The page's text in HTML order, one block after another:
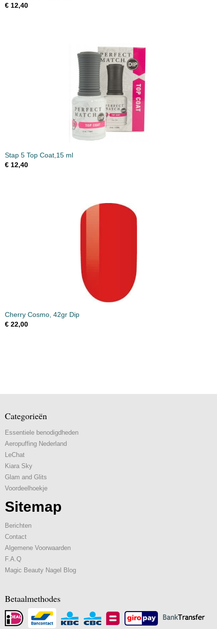
€ 12,40
Stap 5 Top Coat,15 ml
€ 12,40
Cherry Cosmo, 42gr Dip
€ 22,00
Categorieën
Essentiele benodigdheden
Aeropuffing Nederland
LeChat
Kiara Sky
Glam and Glits
Voordeelhoekje
Sitemap
Berichten
Contact
Algemene Voorwaarden
F.A.Q
Magic Beauty Nagel Blog
Betaalmethodes